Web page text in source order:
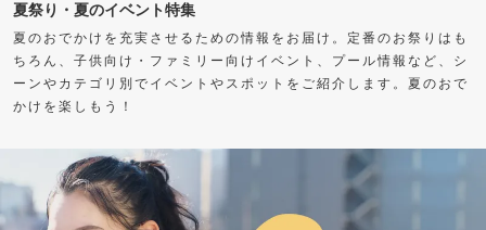
夏祭り・夏のイベント特集
夏のおでかけを充実させるための情報をお届け。定番のお祭りはも
ちろん、子供向け・ファミリー向けイベント、プール情報など、シ
ーンやカテゴリ別でイベントやスポットをご紹介します。夏のおで
かけを楽しもう！